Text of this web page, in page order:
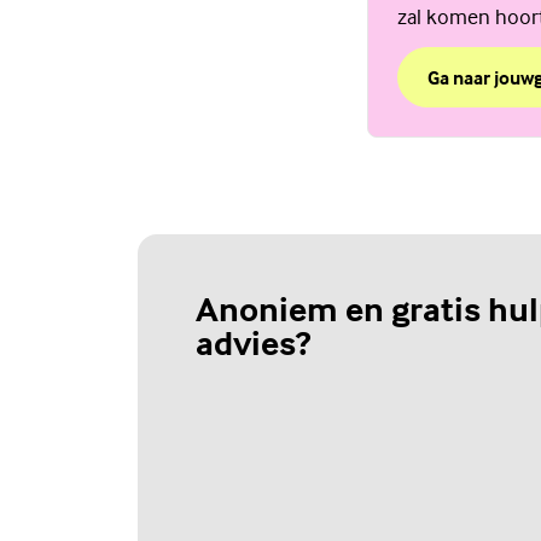
zal komen
Ga naar
over Wat nou
(Externe link)
Anoniem en gratis
advies?